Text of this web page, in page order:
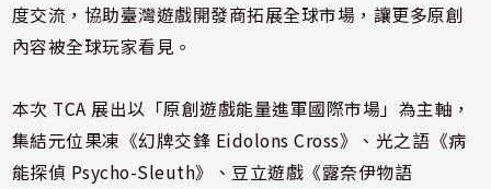
度交流，協助臺灣遊戲開發商拓展全球市場，讓更多原創
內容被全球玩家看見。
本次 TCA 展出以「原創遊戲能量進軍國際市場」為主軸，
集結元位果凍《幻牌交鋒 Eidolons Cross》、光之語《病
能探偵 Psycho-Sleuth》、豆立遊戲《露奈伊物語